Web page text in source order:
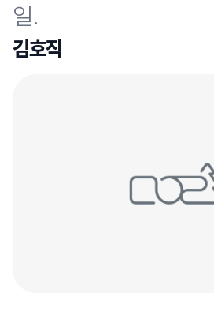
일.
김호직